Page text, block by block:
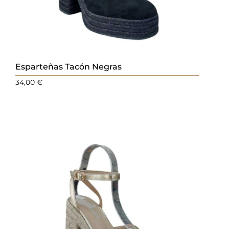
Esparteñas Tacón Negras
34,00€